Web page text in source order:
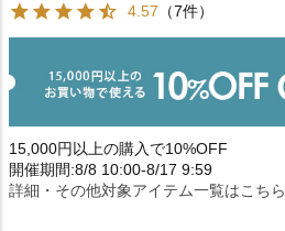
4.57 （7件）
15,000円以上の購入で10%OFF
開催期間:8/8 10:00-8/17 9:59
詳細・その他対象アイテム一覧はこちら